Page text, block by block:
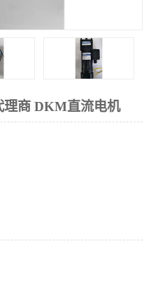
商 DKM直流电机